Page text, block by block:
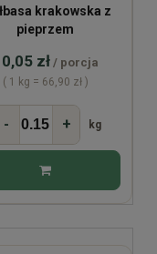
krakowska z
pieprzem
zł / porcja
( 1 kg = 66,90 zł )
- + kg